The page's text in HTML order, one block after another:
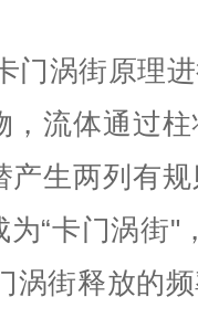
门涡街原理
，流体通过
产生两列有
为“卡门涡街"
涡街释放的